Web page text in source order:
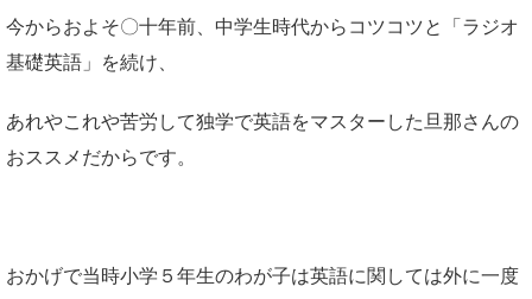
今からおよそ〇十年前、中学生時代からコツコツと「ラジオ
基礎英語」を続け、
あれやこれや苦労して独学で英語をマスターした旦那さんの
おススメだからです。
おかげで当時小学５年生のわが子は英語に関しては外に一度